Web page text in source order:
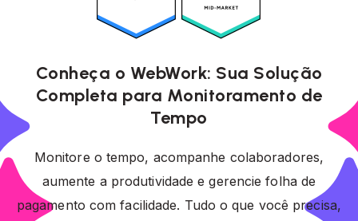
Conheça o WebWork: Sua Solução
Completa para Monitoramento de
Tempo
Monitore o tempo, acompanhe colaboradores,
aumente a produtividade e gerencie folha de
pagamento com facilidade. Tudo o que você precisa,